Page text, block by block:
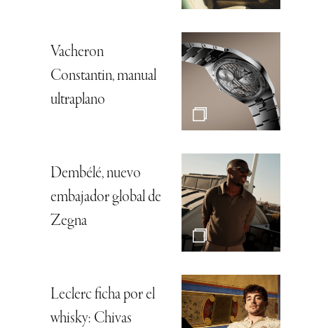
Vacheron
Constantin, manual
ultraplano
Dembélé, nuevo
embajador global de
Zegna
Leclerc ficha por el
whisky: Chivas